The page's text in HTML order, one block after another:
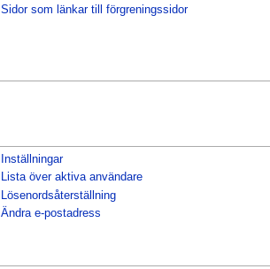
Sidor som länkar till förgreningssidor
Inställningar
Lista över aktiva användare
Lösenordsåterställning
Ändra e-postadress